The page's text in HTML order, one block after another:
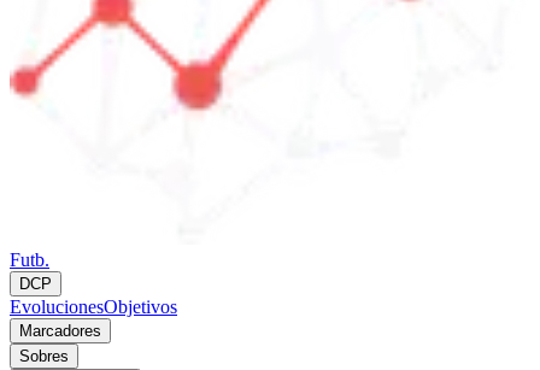
Futb.
DCP
EvolucionesObjetivos
Marcadores
Sobres